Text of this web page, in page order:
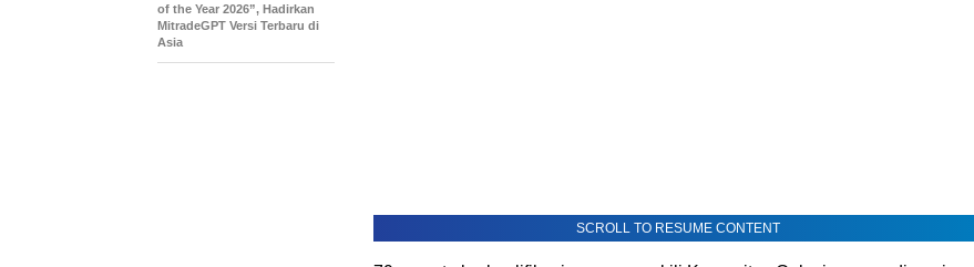
SCROLL TO RESUME CONTENT
of the Year 2026”, Hadirkan
MitradeGPT Versi Terbaru di
Asia